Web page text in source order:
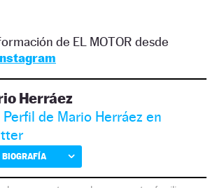
de EL MOTOR desde
Herráez
Perfil de Mario Herráez en
BIOGRAFÍA